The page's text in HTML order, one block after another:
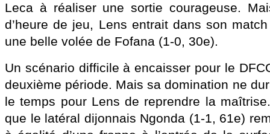
Leca à réaliser une sortie courageuse.
d’heure de jeu, Lens entrait dans son
une belle volée de Fofana (1-0, 30e).
Un scénario difficile à encaisser pour le
deuxième période. Mais sa domination ne
le temps pour Lens de reprendre la
que le latéral dijonnais Ngonda (1-1, 61e)